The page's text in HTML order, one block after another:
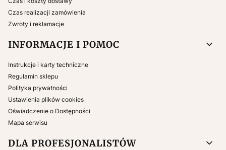
Czas realizacji zamówienia
Zwroty i reklamacje
INFORMACJE I POMOC
Instrukcje i karty techniczne
Regulamin sklepu
Polityka prywatności
Ustawienia plików cookies
Oświadczenie o Dostępności
Mapa serwisu
DLA PROFESJONALISTÓW